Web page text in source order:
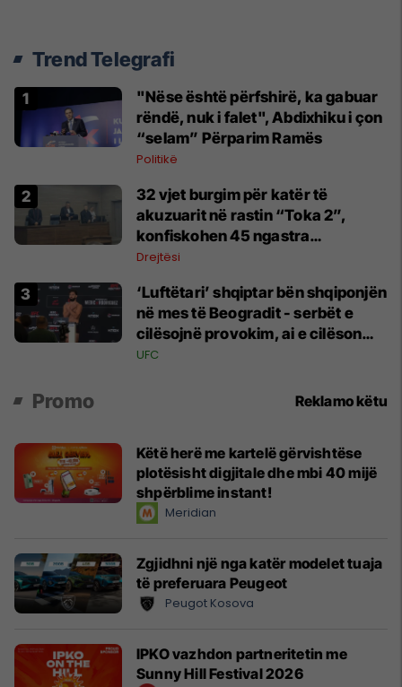
Trend Telegrafi
"Nëse është përfshirë, ka gabuar
rëndë, nuk i falet", Abdixhiku i çon
“selam” Përparim Ramës
Politikë
32 vjet burgim për katër të
akuzuarit në rastin “Toka 2”,
konfiskohen 45 ngastra
kadastrale
Drejtësi
‘Luftëtari’ shqiptar bën shqiponjën
në mes të Beogradit - serbët e
cilësojnë provokim, ai e cilëson
simbol të identitetit
UFC
Promo Reklamo këtu
Këtë herë me kartelë gërvishtëse
plotësisht digjitale dhe mbi 40 mijë
shpërblime instant!
Meridian
Zgjidhni një nga katër modelet tuaja
të preferuara Peugeot
Peugot Kosova
IPKO vazhdon partneritetin me
Sunny Hill Festival 2026